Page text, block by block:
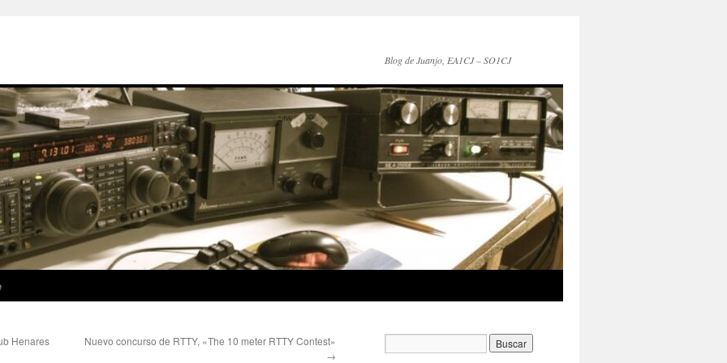
Blog de Juanjo, EA1CJ – SO1CJ
Henares
Nuevo concurso de RTTY, «The 10 meter RTTY Contest»
→